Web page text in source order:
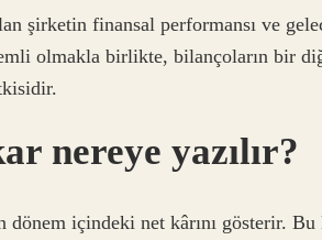
şirketin finansal performansı ve
olmakla birlikte, bilançoların bir
nereye yazılır?
dönem içindeki net kârını gösterir.